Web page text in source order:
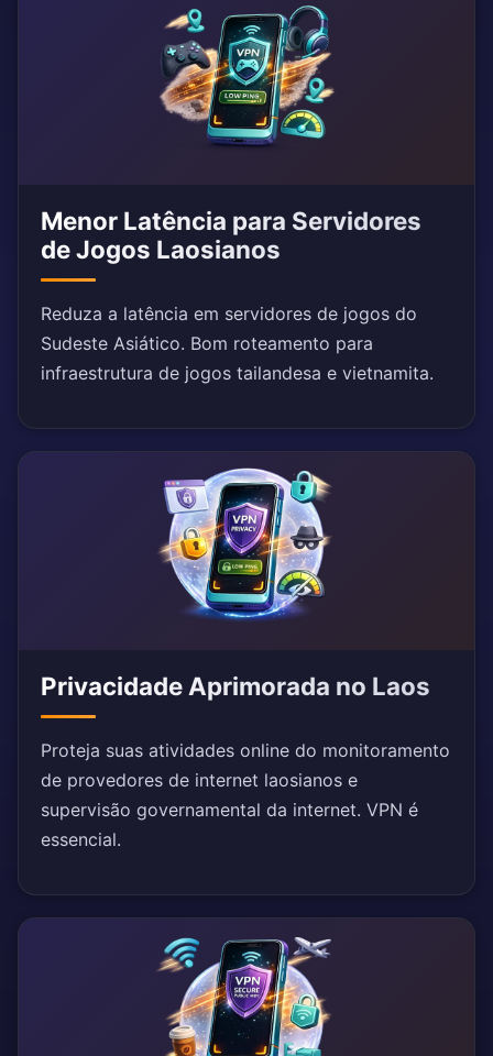
Menor Latência para Servidores
de Jogos Laosianos
Reduza a latência em servidores de jogos do
Sudeste Asiático. Bom roteamento para
infraestrutura de jogos tailandesa e vietnamita.
Privacidade Aprimorada no Laos
Proteja suas atividades online do monitoramento
de provedores de internet laosianos e
supervisão governamental da internet. VPN é
essencial.